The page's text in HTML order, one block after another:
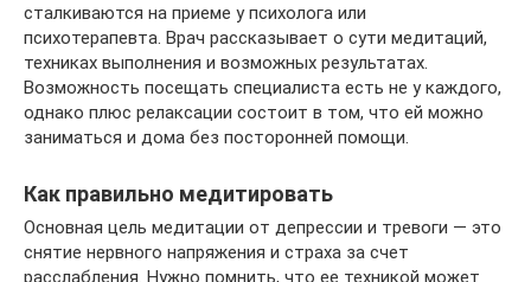
сталкиваются на приеме у психолога или
психотерапевта. Врач рассказывает о сути медитаций,
техниках выполнения и возможных результатах.
Возможность посещать специалиста есть не у каждого,
однако плюс релаксации состоит в том, что ей можно
заниматься и дома без посторонней помощи.
Как правильно медитировать
Основная цель медитации от депрессии и тревоги — это
снятие нервного напряжения и страха за счет
расслабления. Нужно помнить, что ее техникой может